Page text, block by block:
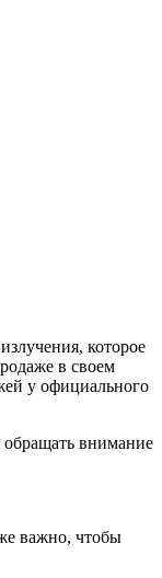
которое
в своем
у официального
внимание
важно, чтобы